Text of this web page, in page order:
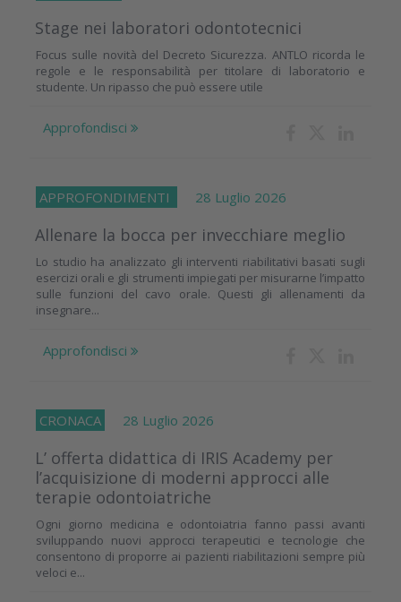
Stage nei laboratori odontotecnici
Focus sulle novità del Decreto Sicurezza. ANTLO ricorda le
regole e le responsabilità per titolare di laboratorio e
studente. Un ripasso che può essere utile
Approfondisci
APPROFONDIMENTI 28 Luglio 2026
Allenare la bocca per invecchiare meglio
Lo studio ha analizzato gli interventi riabilitativi basati sugli
esercizi orali e gli strumenti impiegati per misurarne l’impatto
sulle funzioni del cavo orale. Questi gli allenamenti da
insegnare...
Approfondisci
CRONACA 28 Luglio 2026
L’ offerta didattica di IRIS Academy per
l’acquisizione di moderni approcci alle
terapie odontoiatriche
Ogni giorno medicina e odontoiatria fanno passi avanti
sviluppando nuovi approcci terapeutici e tecnologie che
consentono di proporre ai pazienti riabilitazioni sempre più
veloci e...